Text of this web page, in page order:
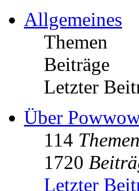
Allgemeines
Themen
Beiträge
Letzter
Über
114 Themen
1720
Letzter